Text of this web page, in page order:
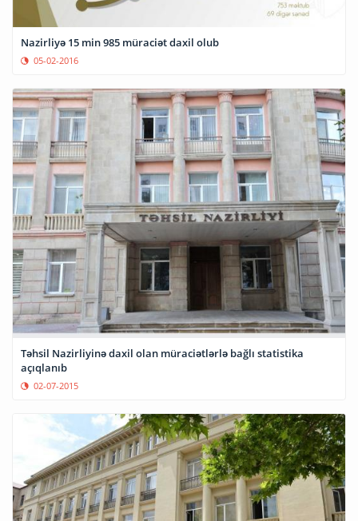
Nazirliyə 15 min 985 müraciət daxil olub
05-02-2016
Təhsil Nazirliyinə daxil olan müraciətlərlə bağlı statistika
açıqlanıb
02-07-2015